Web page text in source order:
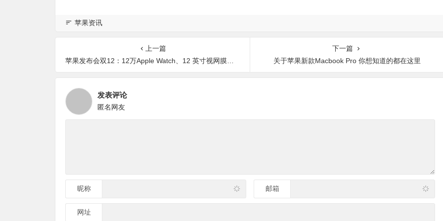
苹果资讯
上一篇
苹果发布会双12：12万Apple Watch、12 英寸视网膜屏 MacBook 有土豪金版亮瞎眼
下一篇
关于苹果新款Macbook Pro 你想知道的都在这里
发表评论
匿名网友
昵称 邮箱
网址